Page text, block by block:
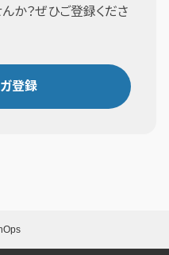
か？ぜひご登録くださ
登録